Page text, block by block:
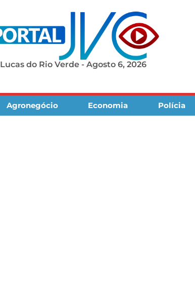
Lucas do Rio Verde - Agosto 6, 2026
Agronegócio Economia Polícia